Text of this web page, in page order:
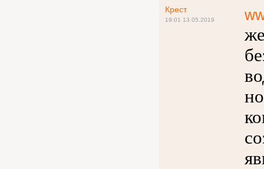
Крест
19:01 13.05.2019